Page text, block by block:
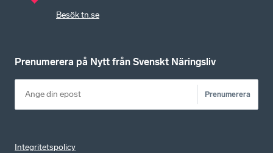
Besök tn.se
Prenumerera på Nytt från Svenskt Näringsliv
Prenumerera
Integritetspolicy